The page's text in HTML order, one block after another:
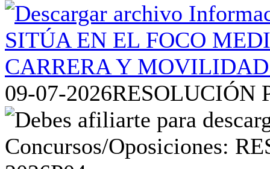
09-07-2026RESOLUCIÓN